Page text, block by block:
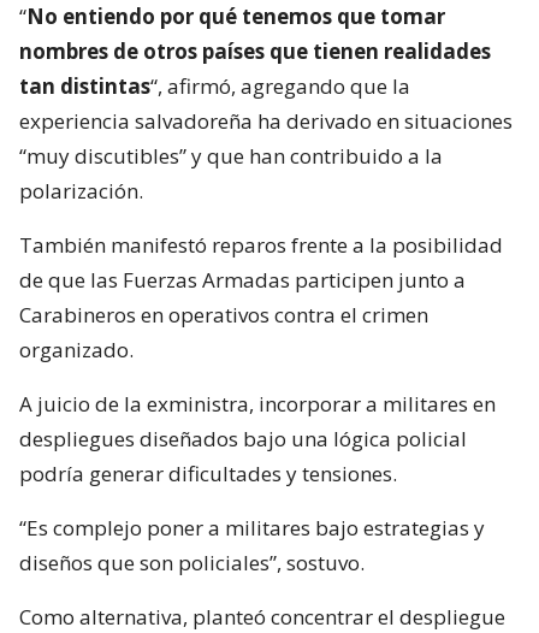
“No entiendo por qué tenemos que tomar
nombres de otros países que tienen realidades
tan distintas“, afirmó, agregando que la
experiencia salvadoreña ha derivado en situaciones
“muy discutibles” y que han contribuido a la
polarización.
También manifestó reparos frente a la posibilidad
de que las Fuerzas Armadas participen junto a
Carabineros en operativos contra el crimen
organizado.
A juicio de la exministra, incorporar a militares en
despliegues diseñados bajo una lógica policial
podría generar dificultades y tensiones.
“Es complejo poner a militares bajo estrategias y
diseños que son policiales”, sostuvo.
Como alternativa, planteó concentrar el despliegue